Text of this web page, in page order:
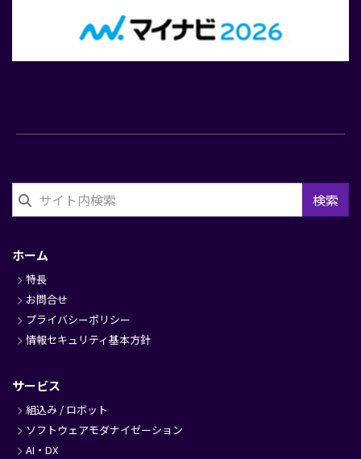
検索
ッ
タ
ー
ホーム
特長
お問合せ
プライバシーポリシー
情報セキュリティ基本方針
サービス
組込み / ロボット
ソフトウェアモダナイゼーション
AI・DX